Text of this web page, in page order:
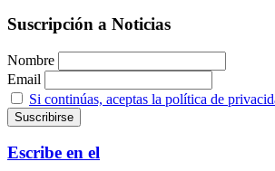
Suscripción a Noticias
Nombre
Email
Si continúas, aceptas la política de
Escribe en el